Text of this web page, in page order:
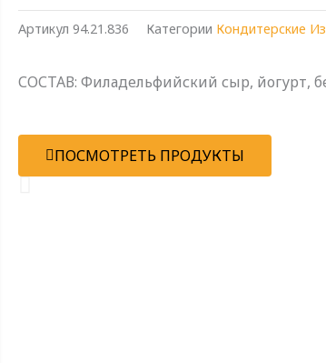
Артикул 94.21.836 Категории Кондитерские
СОСТАВ: Филадельфийский сыр, йогурт,
ПОСМОТРЕТЬ ПРОДУКТЫ
Н